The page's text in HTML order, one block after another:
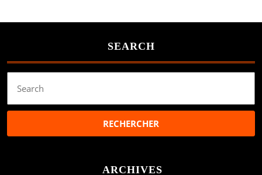
SEARCH
for:
ARCHIVES